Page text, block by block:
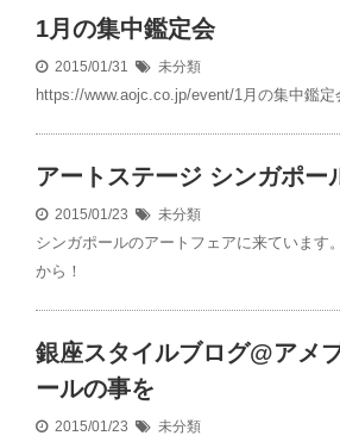
1月の集中鑑定会
2015/01/31 未分類
https://www.aojc.co.jp/event/1月の集中鑑
アートステージ シンガポー
2015/01/23 未分類
シンガポールのアートフェアに来ています
から！
銀座スタイルブログ@アメ
ールの事を
2015/01/23 未分類